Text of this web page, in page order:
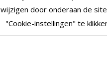
wijzigen door onderaan de
"Cookie-instellingen" te